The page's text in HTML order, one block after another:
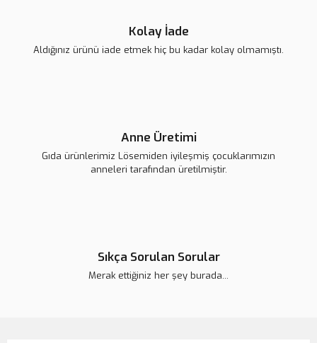
Kolay İade
Aldığınız ürünü iade etmek hiç bu kadar kolay olmamıştı.
Anne Üretimi
Gıda ürünlerimiz Lösemiden iyileşmiş çocuklarımızın
anneleri tarafından üretilmiştir.
Sıkça Sorulan Sorular
Merak ettiğiniz her şey burada...